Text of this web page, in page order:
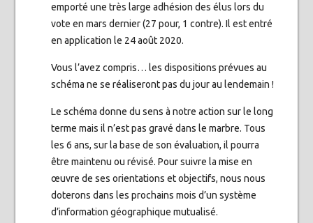
emporté une très large adhésion des élus lors du
vote en mars dernier (27 pour, 1 contre). Il est entré
en application le 24 août 2020.
Vous l’avez compris… les dispositions prévues au
schéma ne se réaliseront pas du jour au lendemain !
Le schéma donne du sens à notre action sur le long
terme mais il n’est pas gravé dans le marbre. Tous
les 6 ans, sur la base de son évaluation, il pourra
être maintenu ou révisé. Pour suivre la mise en
œuvre de ses orientations et objectifs, nous nous
doterons dans les prochains mois d’un système
d’information géographique mutualisé.